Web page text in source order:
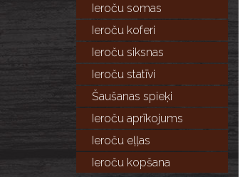
Ieroču somas
Ieroču koferi
Ieroču siksnas
Ieroču statīvi
Šaušanas spieķi
Ieroču aprīkojums
Ieroču eļļas
Ieroču kopšana